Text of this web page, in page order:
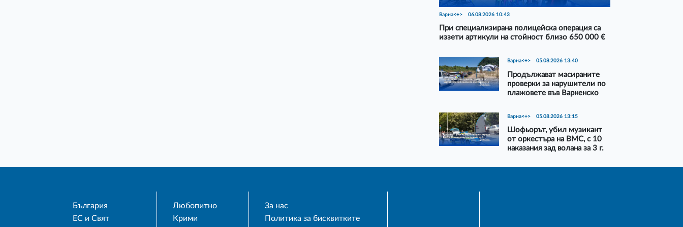
Варна<+> 06.08.2026 10:43
При специализирана полицейска операция са
иззети артикули на стойност близо 650 000 €
Варна<+> 05.08.2026 13:40
Продължават масираните
проверки за нарушители по
плажовете във Варненско
Варна<+> 05.08.2026 13:15
Шофьорът, убил музикант
от оркестъра на ВМС, с 10
наказания зад волана за 3 г.
България
ЕС и Свят
Любопитно
Крими
За нас
Политика за бисквитките